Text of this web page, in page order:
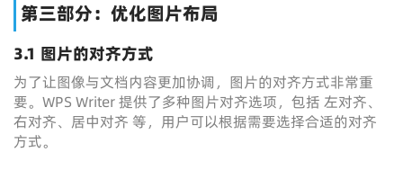
第三部分：优化图片布局
3.1 图片的对齐方式
为了让图像与文档内容更加协调，图片的对齐方式非常重
要。WPS Writer 提供了多种图片对齐选项，包括 左对齐、
右对齐、居中对齐 等，用户可以根据需要选择合适的对齐
方式。